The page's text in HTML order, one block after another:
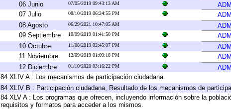
06 Junio 07/05/2019 09:43:13 AM
07 Julio 08/10/2019 06:24:55 PM
08 Agosto 06/29/2021 10:47:05 AM
09 Septiembre 10/09/2019 01:41:50 PM
10 Octubre 11/08/2019 02:45:07 PM
11 Noviembre 12/09/2019 01:09:18 PM
12 Diciembre 01/10/2020 03:16:22 PM
84 XLIV A : Los mecanismos de participación ciudadana.
84 XLIV B : Participación ciudadana, Resultado de los mecanismos de
84 XLV A : Los programas que ofrecen, incluyendo información sobre la
requisitos y formatos para acceder a los mismos.